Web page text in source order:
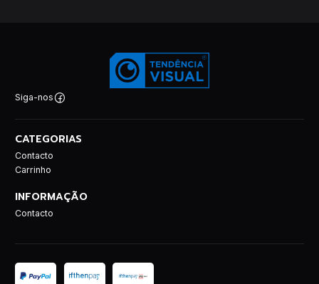
Siga-nos
CATEGORIAS
Contacto
Carrinho
INFORMAÇÃO
Contacto